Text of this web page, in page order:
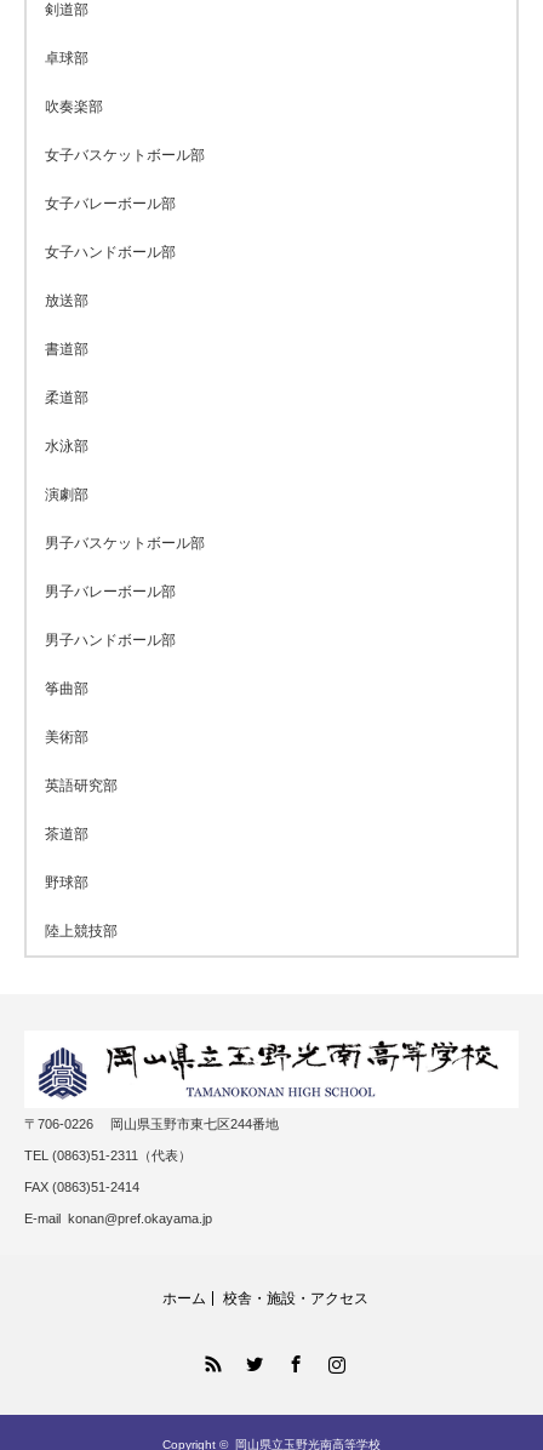
剣道部
卓球部
吹奏楽部
女子バスケットボール部
女子バレーボール部
女子ハンドボール部
放送部
書道部
柔道部
水泳部
演劇部
男子バスケットボール部
男子バレーボール部
男子ハンドボール部
筝曲部
美術部
英語研究部
茶道部
野球部
陸上競技部
〒706-0226 岡山県玉野市東七区244番地
TEL (0863)51-2311（代表）
FAX (0863)51-2414
E-mail konan@pref.okayama.jp
ホーム 校舎・施設・アクセス
FacebookInstagram
Copyright © 岡山県立玉野光南高等学校